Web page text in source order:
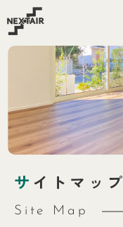
サ イトマップ
Site Map